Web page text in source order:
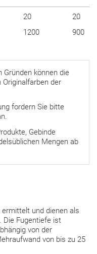
20
20
1200 900
können die
Originalfarben der
fordern Sie bitte
Gebinde
Mengen ab
und dienen als
Die Fugentiefe ist
von der
von bis zu 25